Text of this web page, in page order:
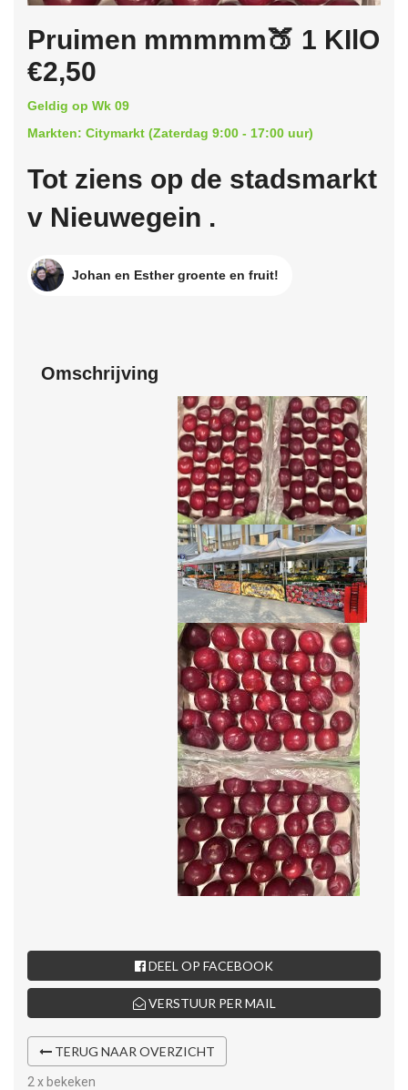
Pruimen mmmmm🍑 1 KIlO
€2,50
Geldig op Wk 09
Markten: Citymarkt (Zaterdag 9:00 - 17:00 uur)
Tot ziens op de stadsmarkt
v Nieuwegein .
Johan en Esther groente en fruit!
Omschrijving
DEEL OP FACEBOOK
VERSTUUR PER MAIL
TERUG NAAR OVERZICHT
2 x bekeken